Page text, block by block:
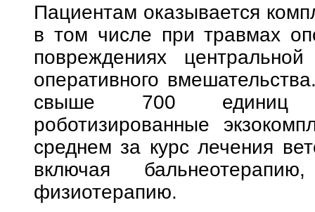
Пациентам оказывается
в том числе при травмах
повреждениях
оперативного
свыше 700 единиц
роботизированные
среднем за курс лечения
включая
физиотерапию.